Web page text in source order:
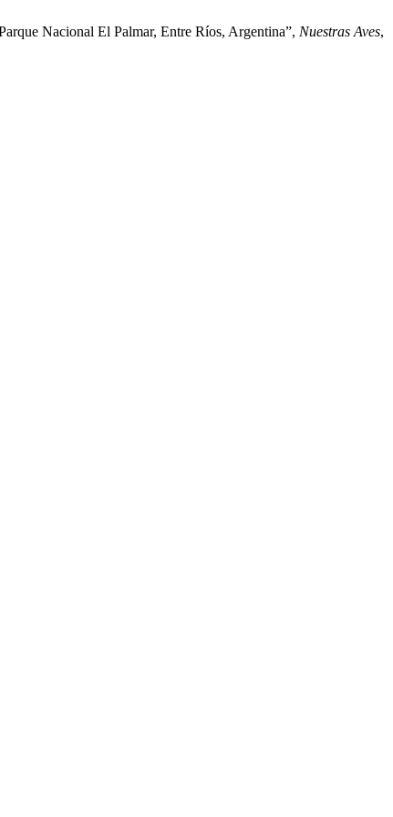
Nacional El Palmar, Entre Ríos, Argentina”, Nuestras Aves,